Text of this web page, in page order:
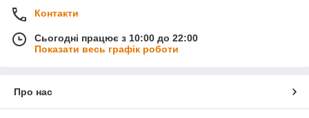
Контакти
Сьогодні працює з 10:00 до 22:00
Показати весь графік роботи
Про нас